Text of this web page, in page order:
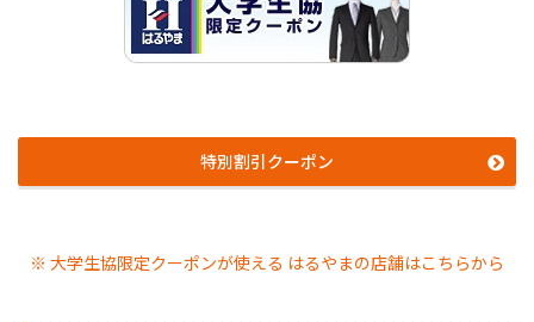
特別割引クーポン
※ 大学生協限定クーポンが使える はるやまの店舗はこちらから